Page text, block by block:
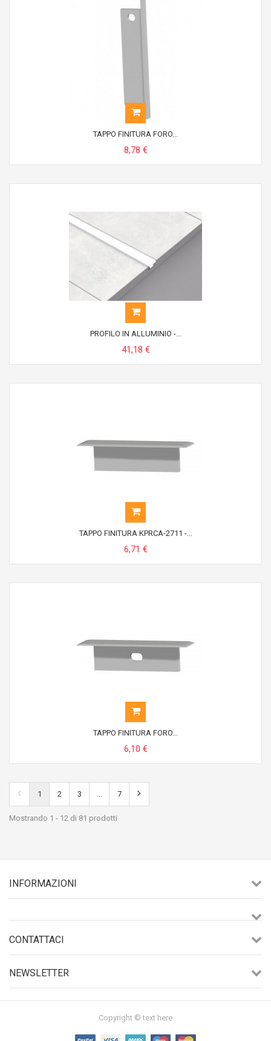
TAPPO FINITURA FORO...
8,78 €
PROFILO IN ALLUMINIO -...
41,18 €
TAPPO FINITURA KPRCA-2711 -...
6,71 €
TAPPO FINITURA FORO...
6,10 €
1 2 3 ... 7
Mostrando 1 - 12 di 81 prodotti
INFORMAZIONI
CONTATTACI
NEWSLETTER
Copyright © text here